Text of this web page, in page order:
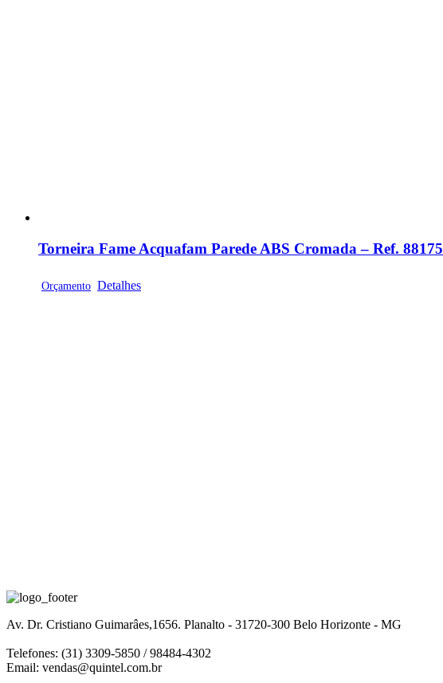
Torneira Fame Acquafam Parede ABS Cromada – Ref. 88175
Orçamento Detalhes
Av. Dr. Cristiano Guimarâes,1656. Planalto - 31720-300 Belo Horizonte - MG
Telefones: (31) 3309-5850 / 98484-4302
Email: vendas@quintel.com.br